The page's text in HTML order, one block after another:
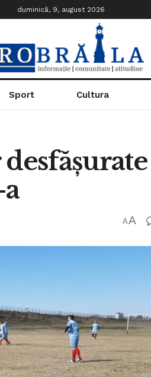
duminică, 9, august 2026
Sport Cultura
AA